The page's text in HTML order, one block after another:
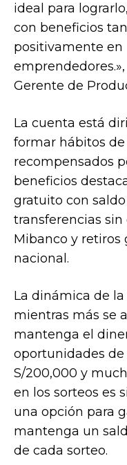
ideal para
con beneficios
positivamente en
Gerente de
La cuenta está
formar hábitos
recompensados
beneficios
gratuito con
transferencias
Mibanco y retiros
nacional.
La dinámica de
mientras más se
mantenga el
oportunidades
S/200,000 y
en los sorteos es
una opción para
mantenga un
de cada sorteo.